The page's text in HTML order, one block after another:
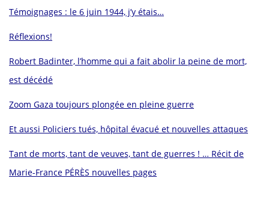
Témoignages : le 6 juin 1944, j’y étais…
Réflexions!
Robert Badinter, l’homme qui a fait abolir la peine de mort,
est décédé
Zoom Gaza toujours plongée en pleine guerre
Et aussi Policiers tués, hôpital évacué et nouvelles attaques
Tant de morts, tant de veuves, tant de guerres ! … Récit de
Marie-France PÉRÈS nouvelles pages